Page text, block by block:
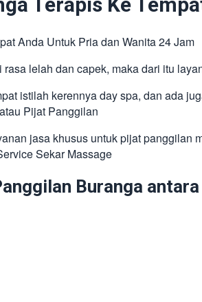
Anda Untuk Pria dan Wanita 24 Jam
lelah dan capek, maka dari itu
istilah kerennya day spa, dan ada
Pijat Panggilan
jasa khusus untuk pijat
Sekar Massage
Buranga